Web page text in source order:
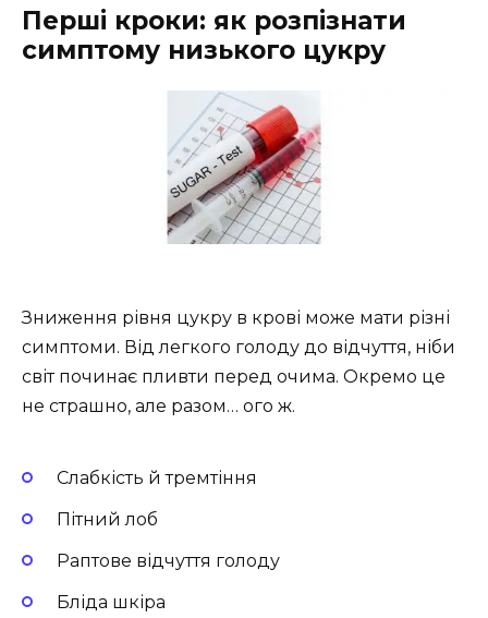
Перші кроки: як розпізнати
симптому низького цукру
Зниження рівня цукру в крові може мати різні
симптоми. Від легкого голоду до відчуття, ніби
світ починає пливти перед очима. Окремо це
не страшно, але разом… ого ж.
Слабкість й тремтіння
Пітний лоб
Раптове відчуття голоду
Бліда шкіра